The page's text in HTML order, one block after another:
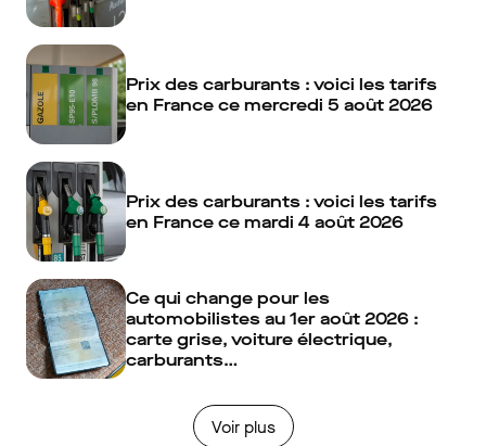
Prix des carburants : voici les tarifs
en France ce mercredi 5 août 2026
Prix des carburants : voici les tarifs
en France ce mardi 4 août 2026
Ce qui change pour les
automobilistes au 1er août 2026 :
carte grise, voiture électrique,
carburants…
Voir plus